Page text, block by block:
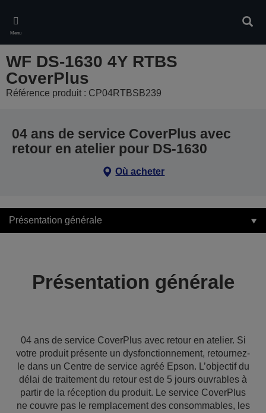
main
content
Menu
WF DS-1630 4Y RTBS
CoverPlus
Référence produit : CP04RTBSB239
04 ans de service CoverPlus avec
retour en atelier pour DS-1630
Où acheter
Présentation générale
Présentation générale
04 ans de service CoverPlus avec retour en atelier. Si
votre produit présente un dysfonctionnement, retournez-
le dans un Centre de service agréé Epson. L’objectif du
délai de traitement du retour est de 5 jours ouvrables à
partir de la réception du produit. Le service CoverPlus
ne couvre pas le remplacement des consommables, les